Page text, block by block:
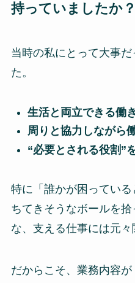
持っていましたか？
当時の私にとって大事
た。
生活と両立できる働
周りと協力しながら
“必要とされる役割”
特に「誰かが困ってい
ちてきそうなボールを
な、支える仕事には元々
だからこそ、業務内容